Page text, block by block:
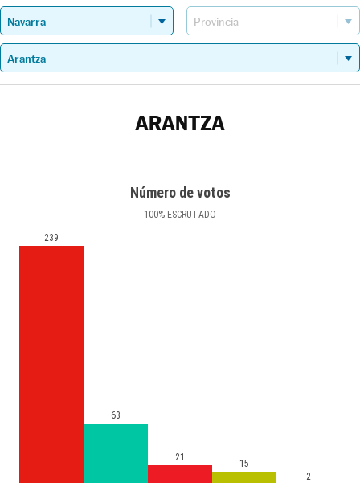
ARANTZA
Número de votos
100% ESCRUTADO
239
63
21
15
2